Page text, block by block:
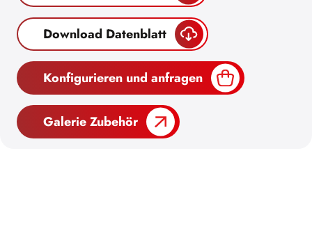
Download Datenblatt
Konfigurieren und anfragen
Galerie Zubehör